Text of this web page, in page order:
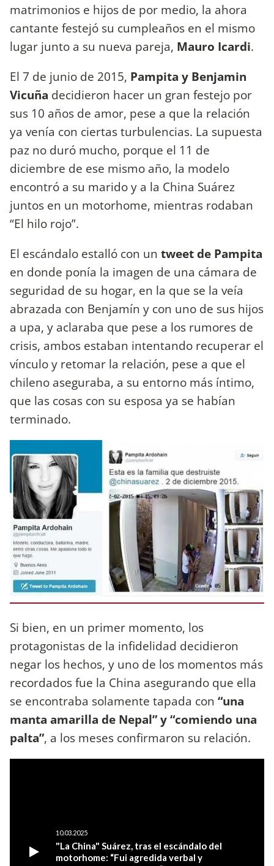
matrimonios e hijos de por medio, la ahora
cantante festejó su cumpleaños en el mismo
lugar junto a su nueva pareja, Mauro Icardi.
El 7 de junio de 2015, Pampita y Benjamin
Vicuña decidieron hacer un gran festejo por
sus 10 años de amor, pese a que la relación
ya venía con ciertas turbulencias. La supuesta
paz no duró mucho, porque el 11 de
diciembre de ese mismo año, la modelo
encontró a su marido y a la China Suárez
juntos en un motorhome, mientras rodaban
“El hilo rojo”.
El escándalo estalló con un tweet de Pampita
en donde ponía la imagen de una cámara de
seguridad de su hogar, en la que se la veía
abrazada con Benjamín y con uno de sus hijos
a upa, y aclaraba que pese a los rumores de
crisis, ambos estaban intentando recuperar el
vínculo y retomar la relación, pese a que el
chileno aseguraba, a su entorno más íntimo,
que las cosas con su esposa ya se habían
terminado.
Si bien, en un primer momento, los
protagonistas de la infidelidad decidieron
negar los hechos, y uno de los momentos más
recordados fue la China asegurando que ella
se encontraba solamente tapada con “una
manta amarilla de Nepal” y “comiendo una
palta”, a los meses confirmaron su relación.